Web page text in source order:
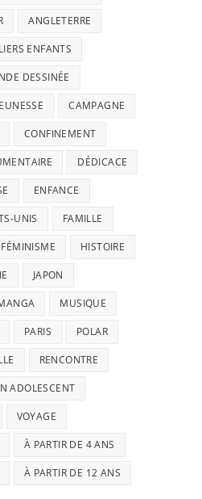
ANGLETERRE
ENFANTS
DESSINÉE
CAMPAGNE
CONFINEMENT
DÉDICACE
ENFANCE
UNIS FAMILLE
FÉMINISME HISTOIRE
JAPON
MUSIQUE
PARIS POLAR
RENCONTRE
ADOLESCENT
VOYAGE
À PARTIR DE 4 ANS
À PARTIR DE 12 ANS